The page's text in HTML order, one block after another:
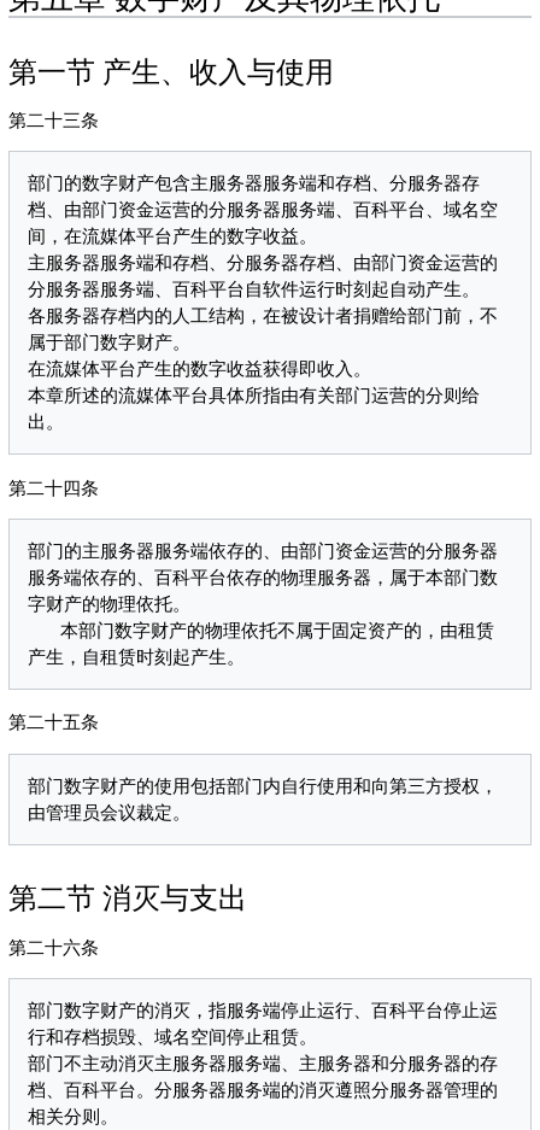
第一节 产生、收入与使用
第二十三条
部门的数字财产包含主服务器服务端和存档、分服务器存
档、由部门资金运营的分服务器服务端、百科平台、域名空
间，在流媒体平台产生的数字收益。
主服务器服务端和存档、分服务器存档、由部门资金运营的
分服务器服务端、百科平台自软件运行时刻起自动产生。
各服务器存档内的人工结构，在被设计者捐赠给部门前，不
属于部门数字财产。
在流媒体平台产生的数字收益获得即收入。
本章所述的流媒体平台具体所指由有关部门运营的分则给
第二十四条
部门的主服务器服务端依存的、由部门资金运营的分服务器
服务端依存的、百科平台依存的物理服务器，属于本部门数
字财产的物理依托。
   本部门数字财产的物理依托不属于固定资产的，由租赁
第二十五条
部门数字财产的使用包括部门内自行使用和向第三方授权，
第二节 消灭与支出
第二十六条
部门数字财产的消灭，指服务端停止运行、百科平台停止运
行和存档损毁、域名空间停止租赁。
部门不主动消灭主服务器服务端、主服务器和分服务器的存
档、百科平台。分服务器服务端的消灭遵照分服务器管理的
相关分则。